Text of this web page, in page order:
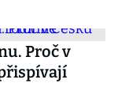
Proč v